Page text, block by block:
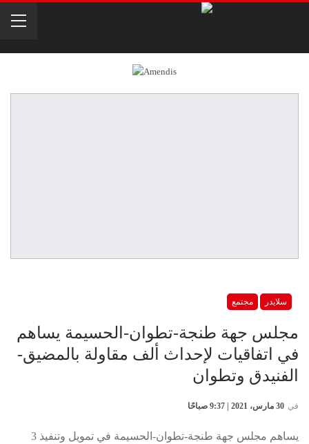
سلايدر مجتمع
مجلس جهة طنجة-تطوان-الحسيمة يساهم
في اتفاقيات لإحداث ألف مقاولة بالمضيق-
الفنيدق وتطوان
في 30 مارس، 2021 | 9:37 صباحًا
يساهم مجلس جهة طنجة-تطوان-الحسيمة في تمويل وتنفيذ 3